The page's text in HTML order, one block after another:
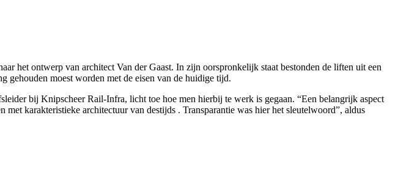
het ontwerp van architect Van der Gaast. In zijn oorspronkelijk staat bestonden de liften uit een
gehouden moest worden met de eisen van de huidige tijd.
bij Knipscheer Rail-Infra, licht toe hoe men hierbij te werk is gegaan. “Een belangrijk aspect
karakteristieke architectuur van destijds . Transparantie was hier het sleutelwoord”, aldus